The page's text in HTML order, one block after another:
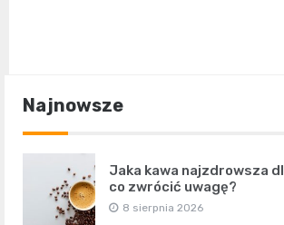
Najnowsze
Jaka kawa najzdrowsza
co zwrócić uwagę?
8 sierpnia 2026